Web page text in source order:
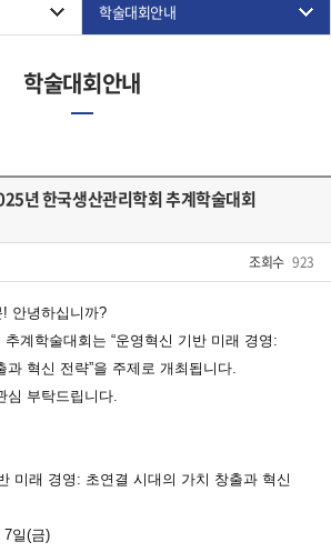
학술대회안내
학술대회안내
년 한국생산관리학회 추계학술대회
조회수 923
안녕하십니까?
계학술대회는 “운영혁신 기반 미래 경영:
과 혁신 전략”을 주제로 개최됩니다.
심 부탁드립니다.
미래 경영: 초연결 시대의 가치 창출과 혁신
일(금)